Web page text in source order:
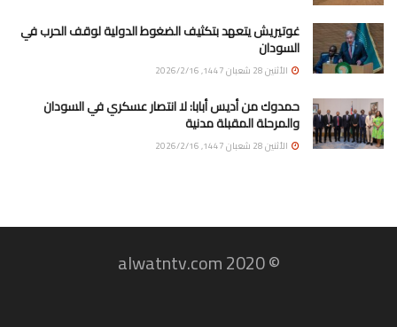
غوتيريش يتعهد بتكثيف الضغوط الدولية لوقف الحرب في
السودان
الأثنين 28 شعبان 1447, 2026/2/16
حمدوك من أديس أبابا: لا انتصار عسكري في السودان
والمرحلة المقبلة مدنية
الأثنين 28 شعبان 1447, 2026/2/16
© 2020 alwatntv.com